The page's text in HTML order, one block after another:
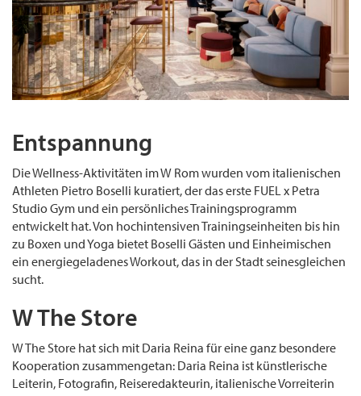
Entspannung
Die Wellness-Aktivitäten im W Rom wurden vom italienischen
Athleten Pietro Boselli kuratiert, der das erste FUEL x Petra
Studio Gym und ein persönliches Trainingsprogramm
entwickelt hat. Von hochintensiven Trainingseinheiten bis hin
zu Boxen und Yoga bietet Boselli Gästen und Einheimischen
ein energiegeladenes Workout, das in der Stadt seinesgleichen
sucht.
W The Store
W The Store hat sich mit Daria Reina für eine ganz besondere
Kooperation zusammengetan: Daria Reina ist künstlerische
Leiterin, Fotografin, Reiseredakteurin, italienische Vorreiterin